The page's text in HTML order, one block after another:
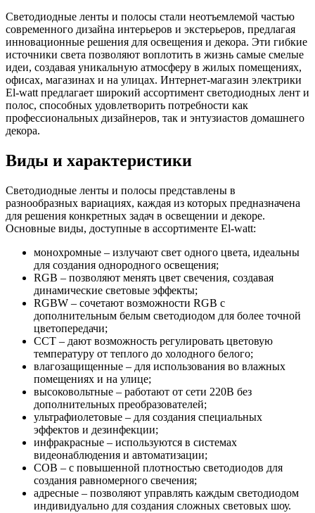
Светодиодные ленты и полосы стали неотъемлемой частью
современного дизайна интерьеров и экстерьеров, предлагая
инновационные решения для освещения и декора. Эти гибкие
источники света позволяют воплотить в жизнь самые смелые
идеи, создавая уникальную атмосферу в жилых помещениях,
офисах, магазинах и на улицах. Интернет-магазин электрики
El-watt предлагает широкий ассортимент светодиодных лент и
полос, способных удовлетворить потребности как
профессиональных дизайнеров, так и энтузиастов домашнего
декора.
Виды и характеристики
Светодиодные ленты и полосы представлены в
разнообразных вариациях, каждая из которых предназначена
для решения конкретных задач в освещении и декоре.
Основные виды, доступные в ассортименте El-watt:
монохромные – излучают свет одного цвета, идеальны
для создания однородного освещения;
RGB – позволяют менять цвет свечения, создавая
динамические световые эффекты;
RGBW – сочетают возможности RGB с
дополнительным белым светодиодом для более точной
цветопередачи;
CCT – дают возможность регулировать цветовую
температуру от теплого до холодного белого;
влагозащищенные – для использования во влажных
помещениях и на улице;
высоковольтные – работают от сети 220В без
дополнительных преобразователей;
ультрафиолетовые – для создания специальных
эффектов и дезинфекции;
инфракрасные – используются в системах
видеонаблюдения и автоматизации;
COB – с повышенной плотностью светодиодов для
создания равномерного свечения;
адресные – позволяют управлять каждым светодиодом
индивидуально для создания сложных световых шоу.